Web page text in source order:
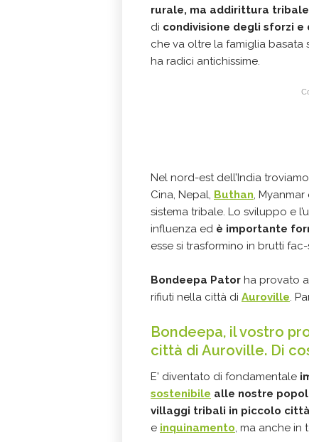
rurale, ma addirittura tribale
di condivisione degli sforzi e
che va oltre la famiglia basata
ha radici antichissime.
Nel nord-est dell’India
Cina, Nepal, Buthan,
sistema tribale. Lo sviluppo e
influenza ed è importante
esse si trasformino in brutti
Bondeepa Pator ha provato
rifiuti nella città di Auroville.
Bondeepa, il vostro
città di Auroville. Di
E' diventato di fondamentale
sostenibile alle nostre
villaggi tribali in piccolo
e inquinamento, ma anche in